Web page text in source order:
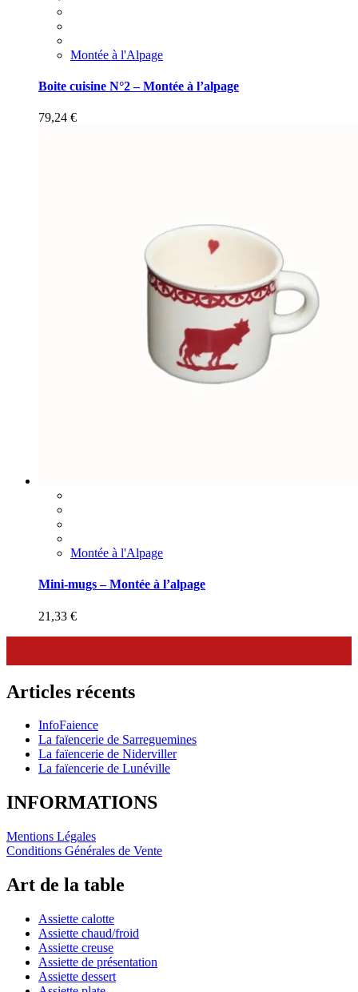
Montée à l'Alpage
Boite cuisine N°2 – Montée à l’alpage
79,24 €
Montée à l'Alpage
Mini-mugs – Montée à l’alpage
21,33 €
Articles récents
InfoFaience
La faïencerie de Sarreguemines
La faïencerie de Niderviller
La faïencerie de Lunéville
INFORMATIONS
Mentions Légales
Conditions Générales de Vente
Art de la table
Assiette calotte
Assiette chaud/froid
Assiette creuse
Assiette de présentation
Assiette dessert